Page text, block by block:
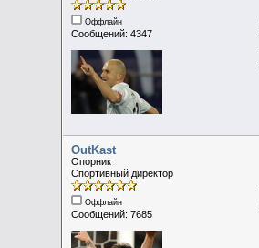
Оффлайн
Сообщений: 4347
OutKast
Опорник
Спортивный директор
Оффлайн
Сообщений: 7685